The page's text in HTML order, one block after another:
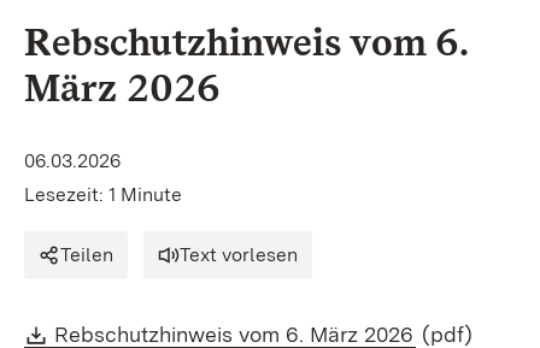
Rebschutzhinweis vom 6.
März 2026
06.03.2026
Lesezeit: 1 Minute
Teilen Text vorlesen
Download:
Rebschutzhinweis vom 6. März 2026 (Öffnet in
(pdf)